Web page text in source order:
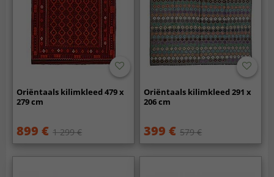
Oriëntaals kilimkleed 479 x
279 cm
899 € 1 299 €
Oriëntaals kilimkleed 291 x
206 cm
399 € 579 €